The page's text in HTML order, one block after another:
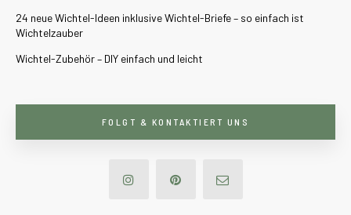
24 neue Wichtel-Ideen inklusive Wichtel-Briefe – so einfach ist
Wichtelzauber
Wichtel-Zubehör – DIY einfach und leicht
FOLGT & KONTAKTIERT UNS